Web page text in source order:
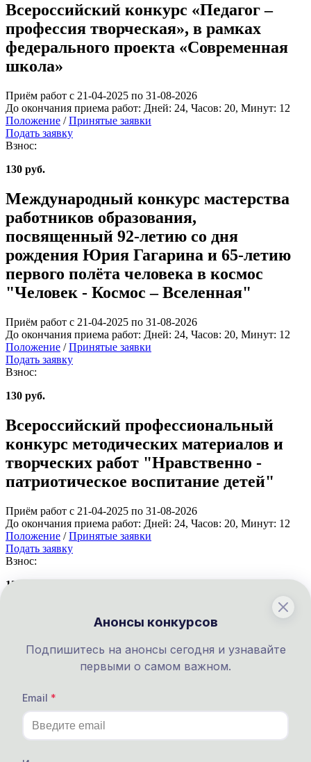
Всероссийский конкурс «Педагог –
профессия творческая», в рамках
федерального проекта «Современная
школа»
Приём работ с 21-04-2025 по 31-08-2026
До окончания приема работ: Дней: 24, Часов: 20, Минут: 12
Положение / Принятые заявки
Подать заявку
Взнос:
130 руб.
Международный конкурс мастерства
работников образования,
посвященный 92-летию со дня
рождения Юрия Гагарина и 65-летию
первого полёта человека в космос
"Человек - Космос – Вселенная"
Приём работ с 21-04-2025 по 31-08-2026
До окончания приема работ: Дней: 24, Часов: 20, Минут: 12
Положение / Принятые заявки
Подать заявку
Взнос:
130 руб.
Всероссийский профессиональный
конкурс методических материалов и
творческих работ "Нравственно -
патриотическое воспитание детей"
Приём работ с 21-04-2025 по 31-08-2026
До окончания приема работ: Дней: 24, Часов: 20, Минут: 12
Положение / Принятые заявки
Подать заявку
Взнос:
130 руб.
Международный конкурс
педагогического мастерства
"Использование информационно-
компьютерных технологий в
Приём работ с 21-04-2025 по 31-08-2026
До окончания приема работ:
Анонсы конкурсов
Подпишитесь на анонсы сегодня и узнавайте
первыми о самом важном.
Email